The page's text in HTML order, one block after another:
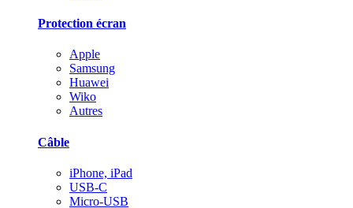
Protection écran
Apple
Samsung
Huawei
Wiko
Autres
Câble
iPhone, iPad
USB-C
Micro-USB